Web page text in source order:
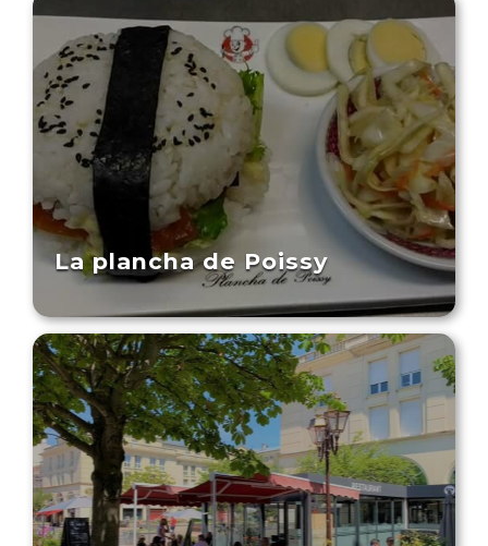
La plancha de Poissy